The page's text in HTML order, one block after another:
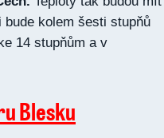
kolem šesti stupňů
14 stupňům a v
Blesku